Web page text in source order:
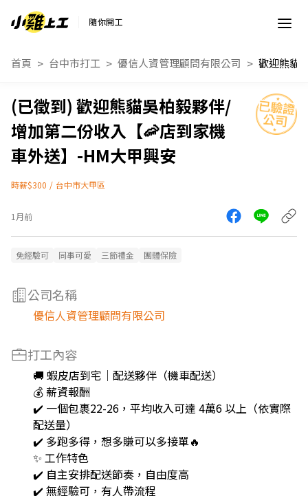
隨你開工
首頁 台中市打工 優信人資管理顧問有限公司
歡迎熊貓吳柏毅夥伴/
增加第二份收入【🦐店到家機
車外送】-HM大甲興安
時薪$300 / 台中市大甲區
1月前
免經驗可 同事可愛 三節禮金 團體保險
公司名稱
優信人資管理顧問有限公司
打工內容
🚚 蝦皮店到宅｜配送夥伴（機車配送）
💰 薪資報酬
✔️ 一個包裹22-26，平均收入可達 4萬6 以上（依實際
配送量）
✔️ 多跑多得，想多賺可以多接單🔥
✨ 工作特色
✔️ 自主安排配送節奏，自由度高
✔️ 無經驗可，有人帶流程